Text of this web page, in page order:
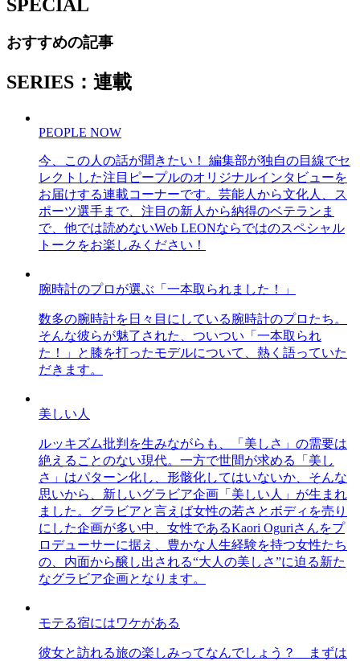
SPECIAL
おすすめの記事
SERIES：連載
PEOPLE NOW
今、この人の話が聞きたい！ 編集部が独自の目線でセ
レクトした注目ピープルのオリジナルインタビューを
お届けする連載コーナーです。芸能人から文化人、ス
ポーツ選手まで、注目の新人から納得のベテランま
で、他では読めないWeb LEONならではのスペシャル
トークをお楽しみください！
腕時計のプロが選ぶ「一本取られました！」
数多の腕時計を日々目にしている腕時計のプロたち。
そんな彼らが魅了された、ついつい「一本取られ
た！」と膝を打ったモデルについて、熱く語っていた
だきます。
美しい人
ルッキズム批判を生みながらも、「美しさ」の需要は
絶えることのない現代。一方で世間が求める「美し
さ」はパターン化し、形骸化してはいないか、そんな
思いから、新しいグラビア企画「美しい人」が生まれ
ました。グラビアと言えば女性の若さとボディを売り
にした企画が多い中、女性であるKaori Oguriさんをプ
ロデューサーに据え、豊かな人生経験を持つ女性たち
の、内面から醸し出される“大人の美しさ”に迫る新た
なグラビア企画となります。
モテる宿にはワケがある
彼女と訪れる旅の楽しみってなんでしょう？ まずは